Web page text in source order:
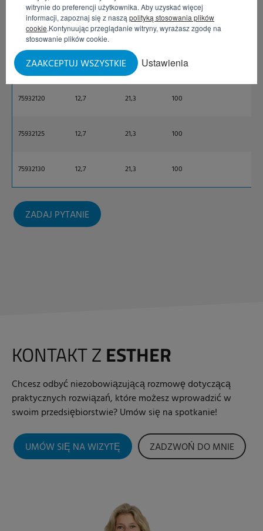
witrynie do preferencji użytkownika. Aby uzyskać więcej
informacji, zapoznaj się z naszą polityką stosowania plików
cookie.Kontynuując przeglądanie witryny, wyrażasz zgodę na
stosowanie plików cookie.
Ustawienia
ZAAKCEPTUJ WSZYSTKIE
75932110 12,7 21,3 100
75932115 12,7 21,3 100
75932120 12,7 21,3 100
75932125 12,7 21,3 100
75932130 12,7 21,3 100
ZADAJ PYTANIE
KONTAKT Z ESTHER
Chcesz odbyć niezobowiązującą rozmowę dotyczącą
praktycznych rozwiązań, które możesz wprowadzić w
swoim przedsiębiorstwie? Umów się na spotkanie!
UMÓW SIĘ NA WIZYTĘ ZADZWOŃ DO MNIE